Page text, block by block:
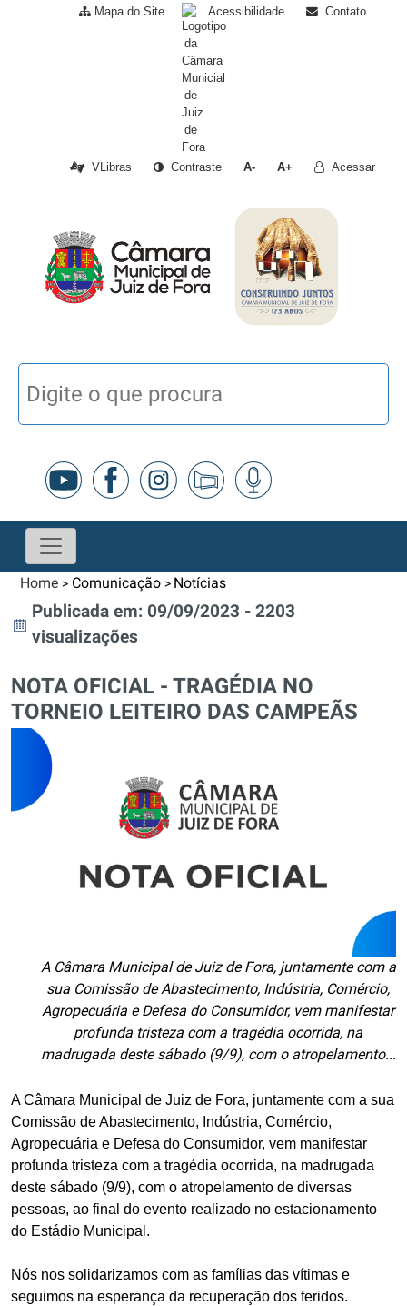
Mapa do Site Acessibilidade Contato
VLibras Contraste A- A+ Acessar
Home > Comunicação > Notícias
Publicada em: 09/09/2023 - 2203
visualizações
NOTA OFICIAL - TRAGÉDIA NO
TORNEIO LEITEIRO DAS CAMPEÃS
A Câmara Municipal de Juiz de Fora, juntamente com a
sua Comissão de Abastecimento, Indústria, Comércio,
Agropecuária e Defesa do Consumidor, vem manifestar
profunda tristeza com a tragédia ocorrida, na
madrugada deste sábado (9/9), com o atropelamento...
A Câmara Municipal de Juiz de Fora, juntamente com a sua
Comissão de Abastecimento, Indústria, Comércio,
Agropecuária e Defesa do Consumidor, vem manifestar
profunda tristeza com a tragédia ocorrida, na madrugada
deste sábado (9/9), com o atropelamento de diversas
pessoas, ao final do evento realizado no estacionamento
do Estádio Municipal.
Nós nos solidarizamos com as famílias das vítimas e
seguimos na esperança da recuperação dos feridos.